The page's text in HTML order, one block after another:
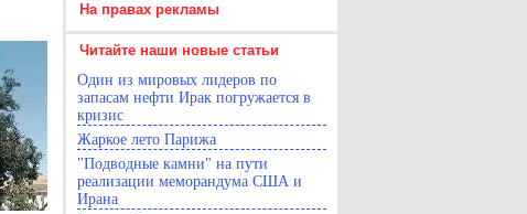
На правах рекламы
Читайте наши новые статьи
Один из мировых лидеров по
запасам нефти Ирак погружается в
кризис
Жаркое лето Парижа
"Подводные камни" на пути
реализации меморандума США и
Ирана